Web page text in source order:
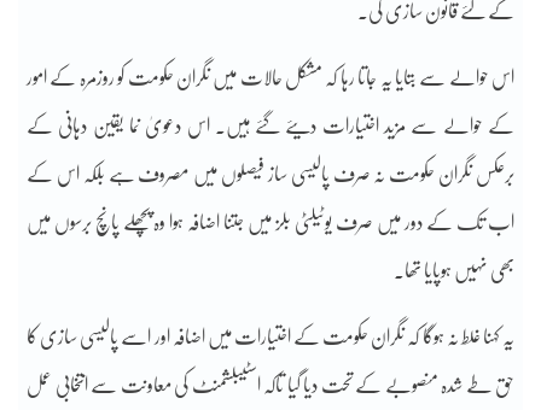
کے لئے قانون سازی کی۔
اس حوالے سے بتایا یہ جاتا رہا کہ مشکل حالات میں نگران حکومت کو روزمرہ کے امور
کے حوالے سے مزید اختیارات دیئے گئے ہیں۔ اس دعویٰ نما یقین دہانی کے
برعکس نگران حکومت نہ صرف پالیسی ساز فیصلوں میں مصروف ہے بلکہ اس کے
اب تک کے دور میں صرف یوٹیلٹی بلز میں جتنا اضافہ ہوا وہ پچھلے پانچ برسوں میں
بھی نہیں ہوپایا تھا۔
یہ کہنا غلط نہ ہوگا کہ نگران حکومت کے اختیارات میں اضافہ اور اسے پالیسی سازی کا
حق طے شدہ منصوبے کے تحت دیا گیا تاکہ اسٹیبلشمنٹ کی معاونت سے انتخابی عمل